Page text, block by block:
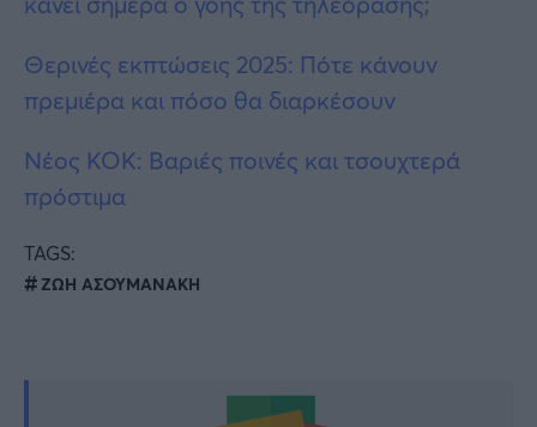
Θερινές εκπτώσεις 2025: Πότε κάνουν
πρεμιέρα και πόσο θα διαρκέσουν
Νέος ΚΟΚ: Βαριές ποινές και τσουχτερά
πρόστιμα
TAGS:
ΖΩΗ ΑΣΟΥΜΑΝΑΚΗ